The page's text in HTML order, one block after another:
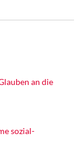
an die
sozial-